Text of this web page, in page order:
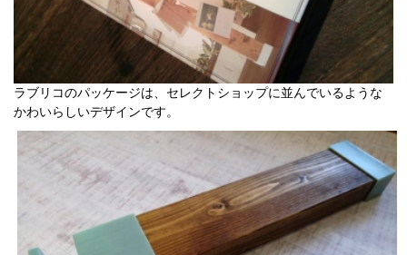
ラブリコのパッケージは、セレクトショップに並んでいるような
かわいらしいデザインです。